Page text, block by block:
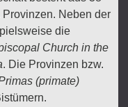
Neben der
die
Church in the
. Die Provinzen bzw.
(primate)